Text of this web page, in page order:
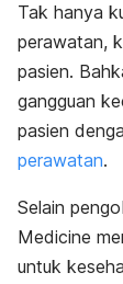
Tak hanya
perawatan,
pasien.
gangguan
pasien
perawatan.
Selain
Medicine
untuk